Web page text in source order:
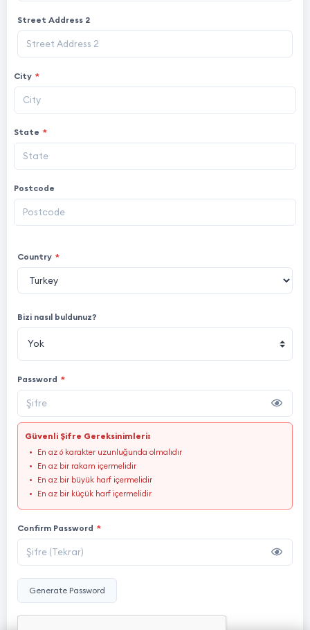
Street Address 2
City *
State *
Postcode
Country *
Bizi nasıl buldunuz?
Password *
Güvenli Şifre Gereksinimleri:
En az 6 karakter uzunluğunda olmalıdır
En az bir rakam içermelidir
En az bir büyük harf içermelidir
En az bir küçük harf içermelidir
Confirm Password *
Generate Password